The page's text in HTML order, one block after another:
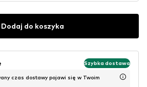
Dodaj do koszyka
Szybka dostawa
czas dostawy pojawi się w Twoim